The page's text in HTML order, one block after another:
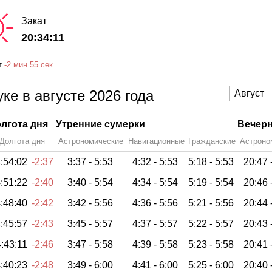
Закат
20:34:11
-2 мин 55 сек
в августе 2026 года
дня Утренние сумерки
Долгота дня Астрономические Навигационные Гражданские
-2:37 3:37 - 5:53 4:32 - 5:53 5:18 - 5:53
20:47
-2:40 3:40 - 5:54 4:34 - 5:54 5:19 - 5:54
20:46
-2:42 3:42 - 5:56 4:36 - 5:56 5:21 - 5:56
20:44
-2:43 3:45 - 5:57 4:37 - 5:57 5:22 - 5:57
20:43
-2:46 3:47 - 5:58 4:39 - 5:58 5:23 - 5:58
20:41
-2:48 3:49 - 6:00 4:41 - 6:00 5:25 - 6:00 20:40